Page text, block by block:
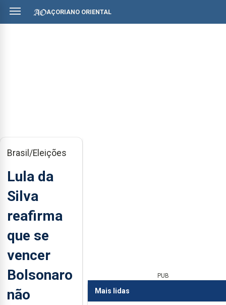
AÇORIANO ORIENTAL
Brasil/Eleições
Lula da
Silva
reafirma
que se
vencer
Bolsonaro
não
PUB
Mais lidas